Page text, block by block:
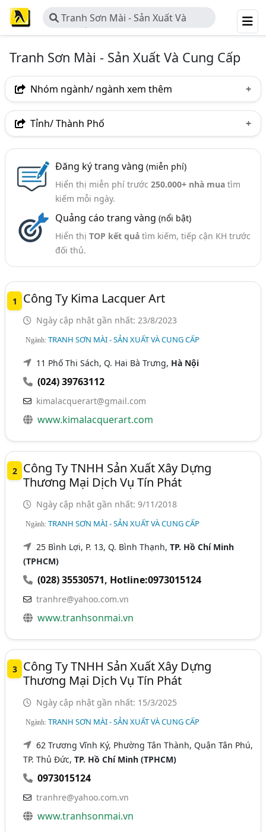
Tranh Sơn Mài - Sản Xuất Và
Cung Cấp
Tranh Sơn Mài - Sản Xuất Và Cung Cấp
Nhóm ngành/ ngành xem thêm
Ngành nghề
Ngành xem thêm
Tranh - Sản Xuất Và Cung Cấp (222)
Tỉnh/ Thành Phố
Bình Dương
TP. Cần Thơ
Đăng ký trang vàng (miễn phí)
Hiển thị miễn phí trước 250.000+ nhà muatìm
kiếm mỗi ngày.
Quảng cáo trang vàng (nổi bật)
Hiển thị TOP kết quảtìm kiếm, tiếp cận KH trước
đối thủ.
1 Công Ty Kima Lacquer Art
Ngày cập nhật gần nhất: 23/8/2023
Ngành:TRANH SƠN MÀI - SẢN XUẤT VÀ CUNG CẤP
11 Phố Thi Sách, Q. Hai Bà Trưng, Hà Nội
(024) 39763112
kimalacquerart@gmail.com
www.kimalacquerart.com
2
Công Ty TNHH Sản Xuất Xây Dựng
Thương Mại Dịch Vụ Tín Phát
Ngày cập nhật gần nhất: 9/11/2018
Ngành:TRANH SƠN MÀI - SẢN XUẤT VÀ CUNG CẤP
25 Bình Lợi, P. 13, Q. Bình Thạnh,TP. Hồ Chí Minh
(TPHCM)
(028) 35530571, Hotline:0973015124
tranhre@yahoo.com.vn
www.tranhsonmai.vn
3
Công Ty TNHH Sản Xuất Xây Dựng
Thương Mại Dịch Vụ Tín Phát
Ngày cập nhật gần nhất: 15/3/2025
Ngành:TRANH SƠN MÀI - SẢN XUẤT VÀ CUNG CẤP
62 Trương Vĩnh Ký, Phường Tân Thành, Quận Tân Phú,
TP. Thủ Đức,TP. Hồ Chí Minh (TPHCM)
0973015124
tranhre@yahoo.com.vn
www.tranhsonmai.vn